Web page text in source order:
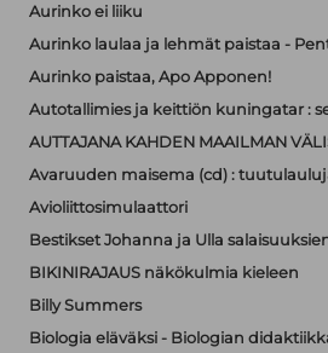
Aurinko ei liiku
Aurinko laulaa ja lehmät paistaa -
Aurinko paistaa, Apo Apponen!
Autotallimies ja keittiön kuningatar :
AUTTAJANA KAHDEN MAAILMAN
Avaruuden maisema (cd) :
Avioliittosimulaattori
Bestikset Johanna ja Ulla
BIKINIRAJAUS näkökulmia kieleen
Billy Summers
Biologia eläväksi - Biologian